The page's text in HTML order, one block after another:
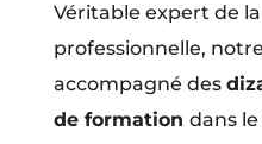
Véritable expert de
professionnelle,
accompagné des
de formation dans